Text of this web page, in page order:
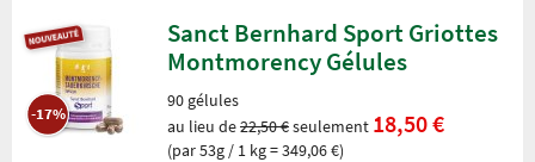
-17%
Sanct Bernhard Sport Griottes
Montmorency Gélules
90 gélules
au lieu de22,50 €seulement 18,50 €
(par 53g / 1 kg = 349,06 €)